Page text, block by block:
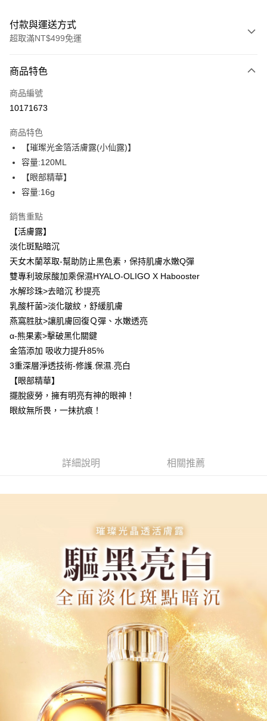
付款與運送方式
超取滿NT$499免運
信用卡一次付款
超商取貨付款
Apple Pay
街口支付
悠遊付
ATM付款
全家取貨付款
每筆NT$85，滿NT$499(含以上)免運費
付款後全家取貨
7-11取貨付款
每筆NT$85，滿NT$499(含以上)免運費
每筆NT$85，滿NT$499(含以上)免運費
宅配
商品特色
商品編號
10171673
商品特色
【璀璨光金箔活膚露(小仙露)】
容量:120ML
【眼部精華】
容量:16g
銷售重點
【活膚露】
淡化斑點暗沉
天女木蘭萃取-幫助防止黑色素，保持肌膚水嫩Q彈
雙專利玻尿酸加乘保濕HYALO-OLIGO X Habooster
水解珍珠>去暗沉 秒提亮
乳酸杆菌>淡化皺紋，舒緩肌膚
燕窩胜肽>讓肌膚回復Ｑ彈、水嫩透亮
α-熊果素>擊破黑化關鍵
金箔添加 吸收力提升85%
3重深層淨透技術-修護.保濕.亮白
【眼部精華】
擺脫疲勞，擁有明亮有神的眼神！
眼紋無所畏，一抹抗痕！
詳細說明 相關推薦